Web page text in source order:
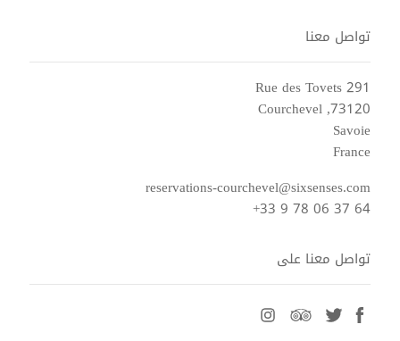
تواصل معنا
291 Rue des Tovets
73120, Courchevel
Savoie
France
reservations-courchevel@sixsenses.com
+33 9 78 06 37 64
تواصل معنا على
facebook
twitter
tripadvisor